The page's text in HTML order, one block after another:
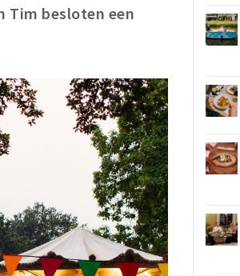
Tim besloten een